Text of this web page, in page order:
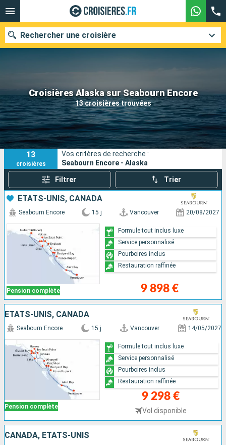
Croisières Alaska sur Seabourn Encore
13 croisières trouvées
Rechercher une croisière
Nos destinations
Mois de départ
Ports Compagnies
Rechercher
13
croisières
Vos critères de recherche :
Seabourn Encore - Alaska
Filtrer Trier
ÉTATS-UNIS, CANADA
Pension complète
Seabourn Encore 15 j Vancouver 20/08/2027
9 898 €
Formule tout inclus luxe
Service personnalisé
Pourboires inclus
Restauration raffinée
ÉTATS-UNIS, CANADA
Pension complète
Seabourn Encore 15 j Vancouver 14/05/2027
9 298 €
Vol disponible
Formule tout inclus luxe
Service personnalisé
Pourboires inclus
Restauration raffinée
CANADA, ÉTATS-UNIS